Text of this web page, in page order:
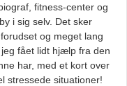
fitness-center og
i sig selv. Det sker
og meget lang
fået lidt hjælp fra den
har, med et kort over
stressede situationer!